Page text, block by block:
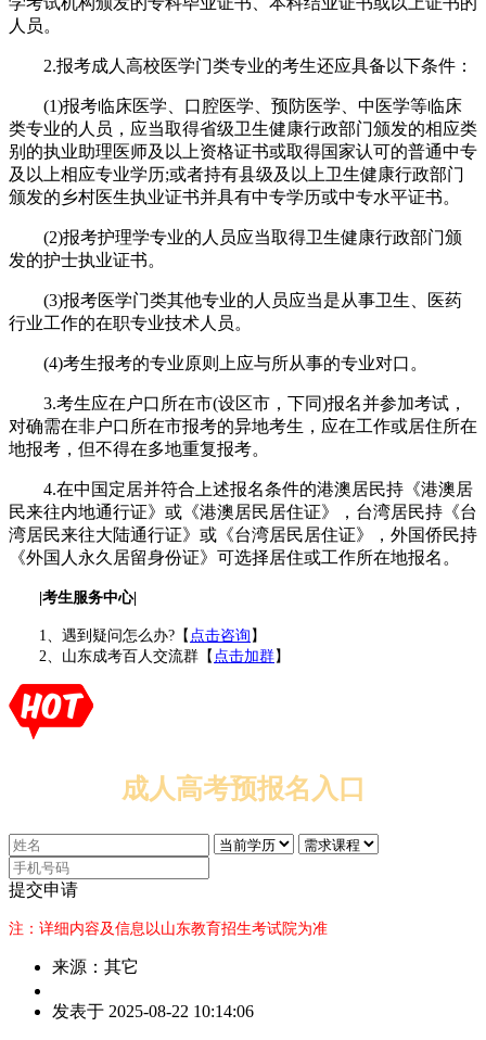
人员。
2.报考成人高校医学门类专业的考生还应具备以下条件：
(1)报考临床医学、口腔医学、预防医学、中医学等临床
类专业的人员，应当取得省级卫生健康行政部门颁发的相应类
别的执业助理医师及以上资格证书或取得国家认可的普通中专
及以上相应专业学历;或者持有县级及以上卫生健康行政部门
颁发的乡村医生执业证书并具有中专学历或中专水平证书。
(2)报考护理学专业的人员应当取得卫生健康行政部门颁
发的护士执业证书。
(3)报考医学门类其他专业的人员应当是从事卫生、医药
行业工作的在职专业技术人员。
(4)考生报考的专业原则上应与所从事的专业对口。
3.考生应在户口所在市(设区市，下同)报名并参加考试，
对确需在非户口所在市报考的异地考生，应在工作或居住所在
地报考，但不得在多地重复报考。
4.在中国定居并符合上述报名条件的港澳居民持《港澳居
民来往内地通行证》或《港澳居民居住证》，台湾居民持《台
湾居民来往大陆通行证》或《台湾居民居住证》，外国侨民持
《外国人永久居留身份证》可选择居住或工作所在地报名。
|考生服务中心|
1、遇到疑问怎么办?【 点击咨询 】
2、山东成考百人交流群【 点击加群】
成人高考预报名入口
提交申请
注：详细内容及信息以山东教育招生考试院为准
来源：其它
者：
发表于 2025-08-22 10:14:06